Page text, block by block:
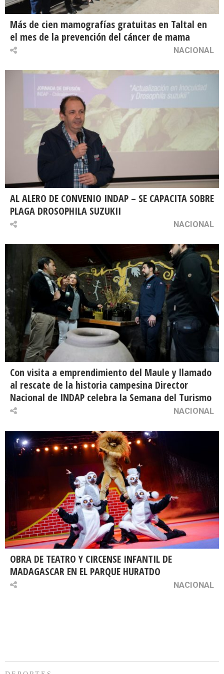
Más de cien mamografías gratuitas en Taltal en
el mes de la prevención del cáncer de mama
NACIONAL
AL ALERO DE CONVENIO INDAP – SE CAPACITA SOBRE
PLAGA DROSOPHILA SUZUKII
NACIONAL
Con visita a emprendimiento del Maule y llamado
al rescate de la historia campesina Director
Nacional de INDAP celebra la Semana del Turismo
NACIONAL
OBRA DE TEATRO Y CIRCENSE INFANTIL DE
MADAGASCAR EN EL PARQUE HURATDO
NACIONAL